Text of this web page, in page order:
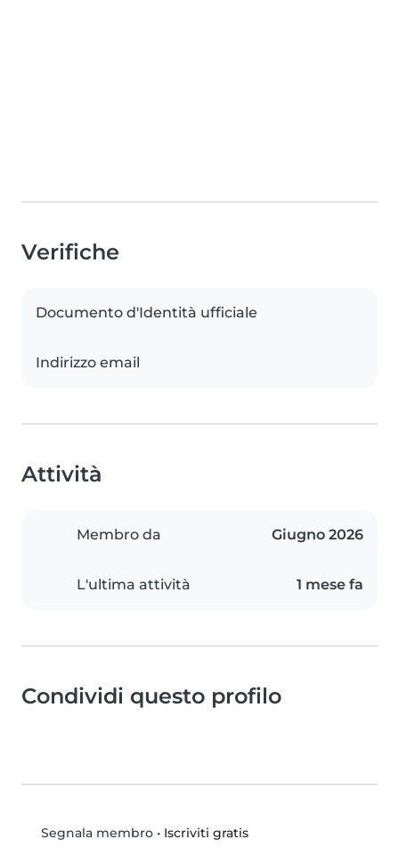
Verifiche
Documento d'Identità ufficiale
Indirizzo email
Attività
Membro da Giugno 2026
L'ultima attività 1 mese fa
Condividi questo profilo
Segnala membro• Iscriviti gratis